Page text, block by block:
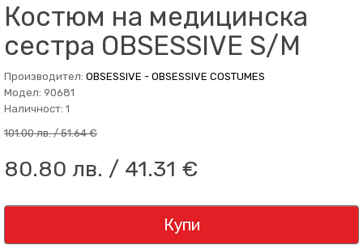
Костюм на медицинска
сестра OBSESSIVE S/M
Производител: OBSESSIVE - OBSESSIVE COSTUMES
Модел: 90681
Наличност: 1
101.00 лв. / 51.64 €
80.80 лв. / 41.31 €
Купи